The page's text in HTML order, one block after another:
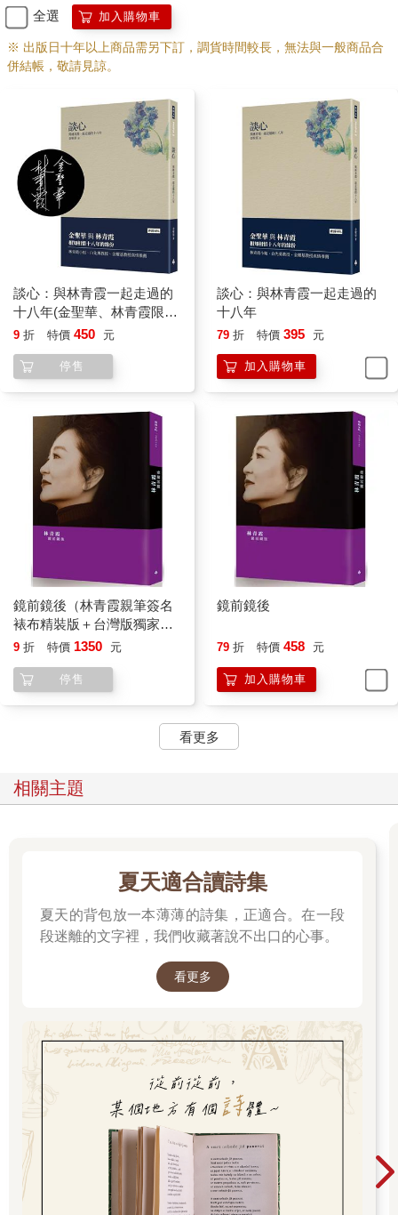
全選 加入購物車
※ 出版日十年以上商品需另下訂，調貨時間較長，無法與一般商品合
併結帳，敬請見諒。
談心：與林青霞一起走過的
十八年(金聖華、林青霞限量
雙簽版)
9 折 特價 450 元
停售
談心：與林青霞一起走過的
十八年
79 折 特價 395 元
加入購物車
鏡前鏡後（林青霞親筆簽名
裱布精裝版＋台灣版獨家珍
藏海報）
9 折 特價 1350 元
停售
鏡前鏡後
79 折 特價 458 元
加入購物車
看更多
相關主題
夏天適合讀詩集
夏天的背包放一本薄薄的詩集，正適合。在一段
段迷離的文字裡，我們收藏著說不出口的心事。
看更多